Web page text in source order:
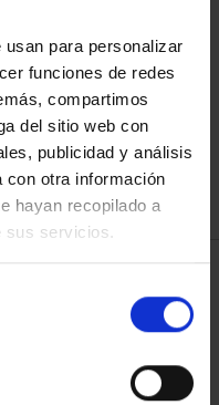
para personalizar
funciones de redes
compartimos
del sitio web con
publicidad y análisis
con otra información
hayan recopilado a
sus servicios.